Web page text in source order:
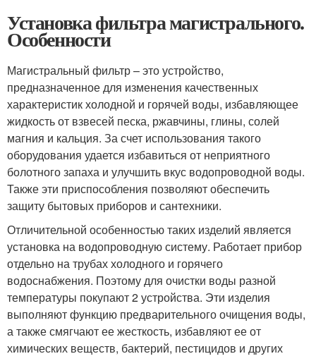
Установка фильтра магистрального.
Особенности
Магистральный фильтр – это устройство,
предназначенное для изменения качественных
характеристик холодной и горячей воды, избавляющее
жидкость от взвесей песка, ржавчины, глины, солей
магния и кальция. За счет использования такого
оборудования удается избавиться от неприятного
болотного запаха и улучшить вкус водопроводной воды.
Также эти приспособления позволяют обеспечить
защиту бытовых приборов и сантехники.
Отличительной особенностью таких изделий является
установка на водопроводную систему. Работает прибор
отдельно на трубах холодного и горячего
водоснабжения. Поэтому для очистки воды разной
температуры покупают 2 устройства. Эти изделия
выполняют функцию предварительного очищения воды,
а также смягчают ее жесткость, избавляют ее от
химических веществ, бактерий, пестицидов и других